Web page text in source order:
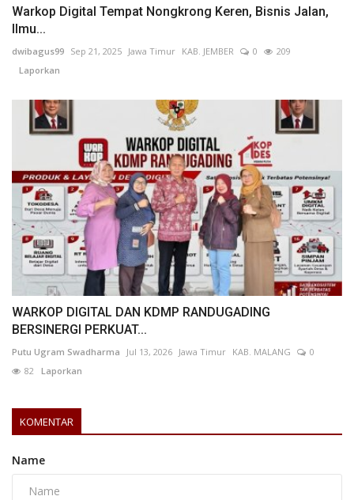
Warkop Digital Tempat Nongkrong Keren, Bisnis Jalan,
Ilmu...
dwibagus99 Sep 21, 2025 Jawa Timur KAB. JEMBER 0
209
Laporkan
WARKOP DIGITAL DAN KDMP RANDUGADING
BERSINERGI PERKUAT...
Putu Ugram Swadharma Jul 13, 2026 Jawa Timur KAB. MALANG
0
82 Laporkan
KOMENTAR
Name